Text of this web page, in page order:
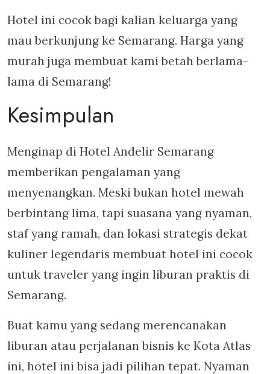
Hotel ini cocok bagi kalian keluarga yang
mau berkunjung ke Semarang. Harga yang
murah juga membuat kami betah berlama-
lama di Semarang!
Kesimpulan
Menginap di Hotel Andelir Semarang
memberikan pengalaman yang
menyenangkan. Meski bukan hotel mewah
berbintang lima, tapi suasana yang nyaman,
staf yang ramah, dan lokasi strategis dekat
kuliner legendaris membuat hotel ini cocok
untuk traveler yang ingin liburan praktis di
Semarang.
Buat kamu yang sedang merencanakan
liburan atau perjalanan bisnis ke Kota Atlas
ini, hotel ini bisa jadi pilihan tepat. Nyaman